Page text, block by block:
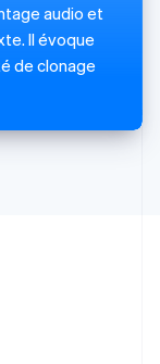
audio et
Il évoque
de clonage